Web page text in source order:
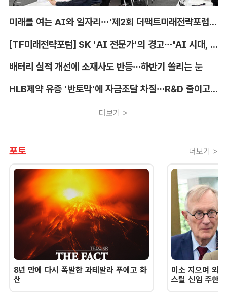
미래를 여는 AI와 일자리…'제2회 더팩트미래전략포럼' 참가 신청
[TF미래전략포럼] SK 'AI 전문가'의 경고…"AI 시대, 인재 격차 더 커진다"
배터리 실적 개선에 소재사도 반등…하반기 쏠리는 눈
HLB제약 유증 '반토막'에 자금조달 차질…R&D 줄이고 채무상환금 제외
더보기 >
포토 더보기 >
8년 만에 다시 폭발한 과테말라 푸에고 화
산
미소 지으며 외
스틸 신임 주한